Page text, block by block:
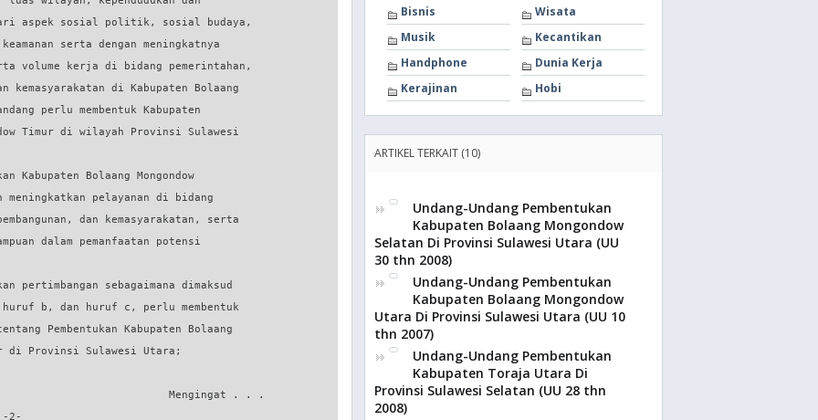
Bisnis
Wisata
Musik
Kecantikan
Handphone
Dunia Kerja
Kerajinan
Hobi
ARTIKEL TERKAIT (10)
Undang-Undang Pembentukan
Kabupaten Bolaang Mongondow
Selatan Di Provinsi Sulawesi Utara (UU
30 thn 2008)
Undang-Undang Pembentukan
Kabupaten Bolaang Mongondow
Utara Di Provinsi Sulawesi Utara (UU 10
thn 2007)
Undang-Undang Pembentukan
Kabupaten Toraja Utara Di
Provinsi Sulawesi Selatan (UU 28 thn
2008)